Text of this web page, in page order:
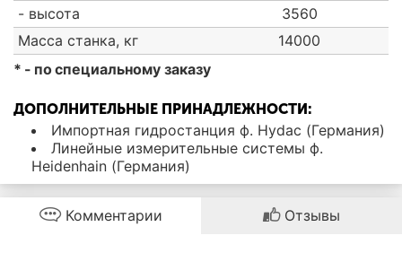
- высота
3560
Масса станка, кг
14000
* - по специальному заказу
ДОПОЛНИТЕЛЬНЫЕ ПРИНАДЛЕЖНОСТИ:
Импортная гидростанция ф. Hydac (Германия)
Линейные измерительные системы ф.
Heidenhain (Германия)
Комментарии Отзывы